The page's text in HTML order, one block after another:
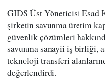
GIDS Üst Yöneticisi Esad
şirketin savunma üretim
güvenlik çözümleri
savunma sanayii iş birliği,
teknoloji transferi
değerlendirdi.